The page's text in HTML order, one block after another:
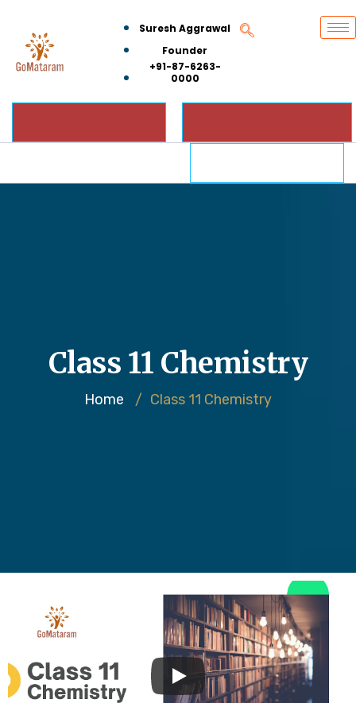
Suresh Aggrawal
Founder
+91-87-6263-
0000
Class 11 Chemistry
Home / Class 11 Chemistry